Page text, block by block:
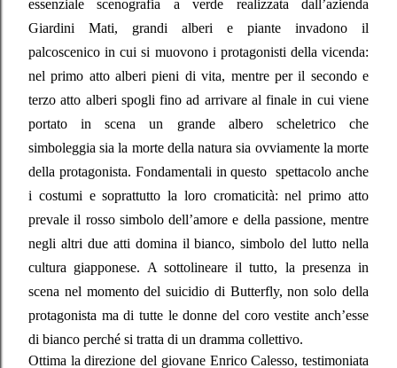
essenziale scenografia a verde realizzata dall’azienda
Giardini Mati, grandi alberi e piante invadono il
palcoscenico in cui si muovono i protagonisti della vicenda:
nel primo atto alberi pieni di vita, mentre per il secondo e
terzo atto alberi spogli fino ad arrivare al finale in cui viene
portato in scena un grande albero scheletrico che
simboleggia sia la morte della natura sia ovviamente la morte
della protagonista. Fondamentali in questo spettacolo anche
i costumi e soprattutto la loro cromaticità: nel primo atto
prevale il rosso simbolo dell’amore e della passione, mentre
negli altri due atti domina il bianco, simbolo del lutto nella
cultura giapponese. A sottolineare il tutto, la presenza in
scena nel momento del suicidio di Butterfly, non solo della
protagonista ma di tutte le donne del coro vestite anch’esse
di bianco perché si tratta di un dramma collettivo.
Ottima la direzione del giovane Enrico Calesso, testimoniata